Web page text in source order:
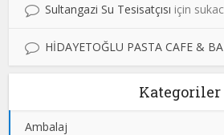
Sultangazi Su Tesisatçısı için
HİDAYETOĞLU PASTA CAFE &
Kategoriler
Ambalaj